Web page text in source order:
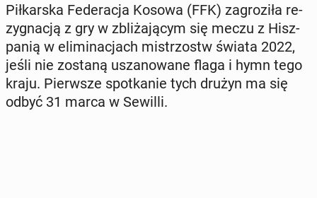
Pił­kar­ska Fe­de­ra­cja Kosowa (FFK) za­gro­zi­ła re­
zy­gna­cją z gry w zbli­ża­ją­cym się meczu z Hisz­
pa­nią w eli­mi­na­cjach mi­strzostw świata 2022,
jeśli nie zostaną usza­no­wa­ne flaga i hymn tego
kraju. Pierw­sze spo­tka­nie tych drużyn ma się
odbyć 31 marca w Sewilli.